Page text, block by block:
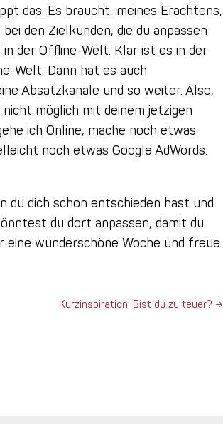
das. Es braucht, meines Erachtens,
den Zielkunden, die du anpassen
der Offline-Welt. Klar ist es in der
Welt. Dann hat es auch
Absatzkanäle und so weiter. Also,
möglich mit deinem jetzigen
ich Online, mache noch etwas
noch etwas Google AdWords.
dich schon entschieden hast und
du dort anpassen, damit du
wunderschöne Woche und freue
Kurzinspiration: Bist du zu teuer? →